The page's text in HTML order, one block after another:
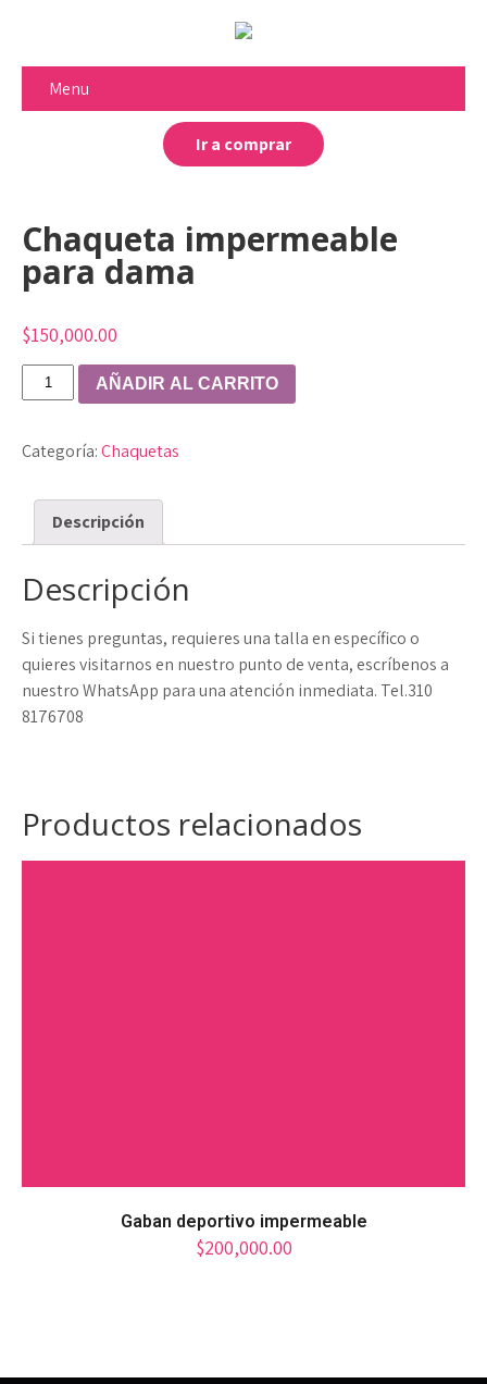
Menu
Ir a comprar
Chaqueta impermeable
para dama
$150,000.00
Chaqueta
impermeable
dama
AÑADIR AL CARRITO
Categoría:Chaquetas
Descripción
Descripción
Si tienes preguntas, requieres una talla en específico o
quieres visitarnos en nuestro punto de venta, escríbenos a
nuestro WhatsApp para una atención inmediata. Tel.310
8176708
Productos relacionados
Gaban deportivo impermeable
$200,000.00